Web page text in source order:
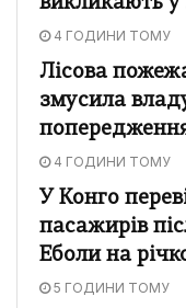
4 ГОДИНИ ТОМУ
Лісова
змусила
4 ГОДИНИ ТОМУ
У Конго
пасажирів
Еболи на
5 ГОДИНИ ТОМУ